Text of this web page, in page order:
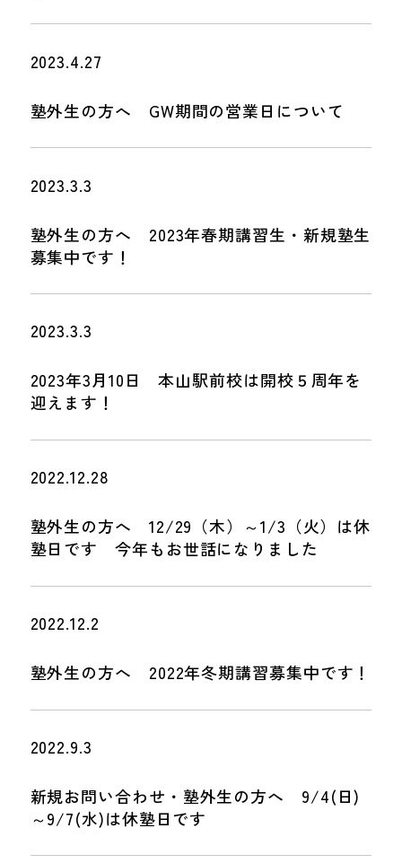
2023.4.27
塾外生の方へ GW期間の営業日について
2023.3.3
塾外生の方へ 2023年春期講習生・新規塾生
募集中です！
2023.3.3
2023年3月10日 本山駅前校は開校５周年を
迎えます！
2022.12.28
塾外生の方へ 12/29（木）～1/3（火）は休
塾日です 今年もお世話になりました
2022.12.2
塾外生の方へ 2022年冬期講習募集中です！
2022.9.3
新規お問い合わせ・塾外生の方へ 9/4(日)
～9/7(水)は休塾日です